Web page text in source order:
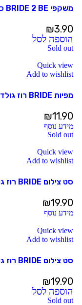
משקפי BRIDE 2 BE כסף מטאלי
₪3.90
הוספה לסל
Sold out
Quick view
Add to wishlist
מפיות BRIDE רוז גולד מטאלי
₪11.90
מידע נוסף
Sold out
Quick view
Add to wishlist
סט צילום BRIDE רוז גולד מטאלי 10 חלקים
₪19.90
מידע נוסף
Quick view
Add to wishlist
סט צילום BRIDE רוז גולד פרחים 10 חלקים
₪19.90
הוספה לסל
Sold out